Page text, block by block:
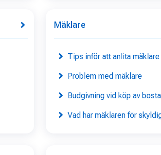
Mäklare
Tips inför att anlita mäklare
Problem med mäklare
Budgivning vid köp av
Vad har mäklaren för